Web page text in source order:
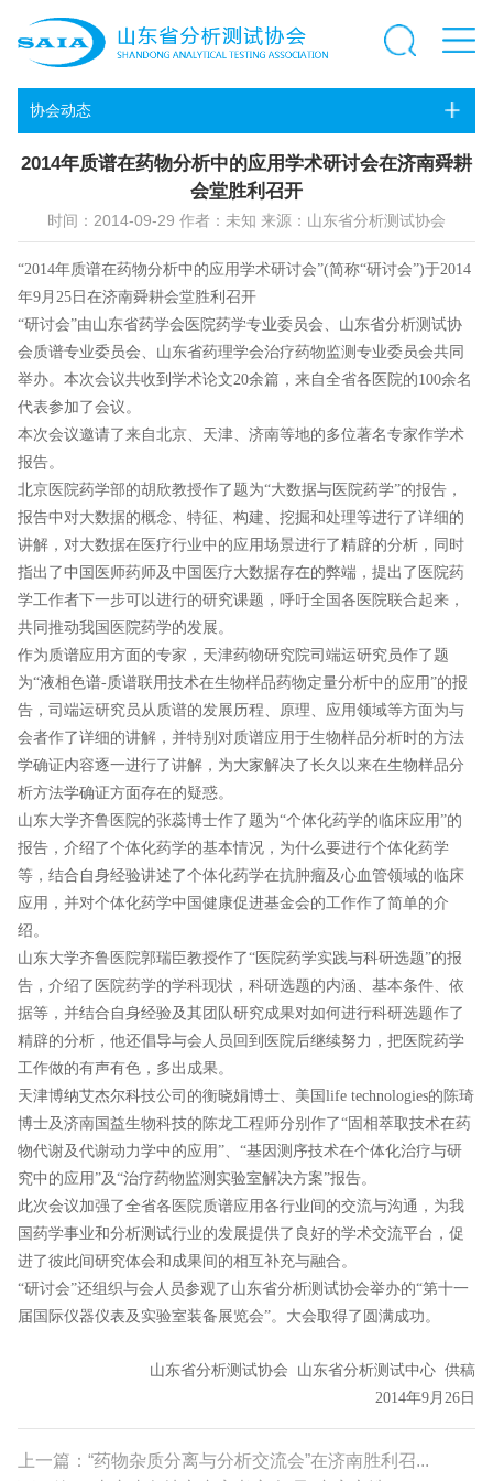
协会动态
2014年质谱在药物分析中的应用学术研讨会在济南舜耕
会堂胜利召开
时间：2014-09-29 作者：未知 来源：山东省分析测试协会
“2014年质谱在药物分析中的应用学术研讨会”(简称“研讨会”)于2014
年9月25日在济南舜耕会堂胜利召开
“研讨会”由山东省药学会医院药学专业委员会、山东省分析测试协
会质谱专业委员会、山东省药理学会治疗药物监测专业委员会共同
举办。本次会议共收到学术论文20余篇，来自全省各医院的100余名
代表参加了会议。
本次会议邀请了来自北京、天津、济南等地的多位著名专家作学术
报告。
北京医院药学部的胡欣教授作了题为“大数据与医院药学”的报告，
报告中对大数据的概念、特征、构建、挖掘和处理等进行了详细的
讲解，对大数据在医疗行业中的应用场景进行了精辟的分析，同时
指出了中国医师药师及中国医疗大数据存在的弊端，提出了医院药
学工作者下一步可以进行的研究课题，呼吁全国各医院联合起来，
共同推动我国医院药学的发展。
作为质谱应用方面的专家，天津药物研究院司端运研究员作了题
为“液相色谱-质谱联用技术在生物样品药物定量分析中的应用”的报
告，司端运研究员从质谱的发展历程、原理、应用领域等方面为与
会者作了详细的讲解，并特别对质谱应用于生物样品分析时的方法
学确证内容逐一进行了讲解，为大家解决了长久以来在生物样品分
析方法学确证方面存在的疑惑。
山东大学齐鲁医院的张蕊博士作了题为“个体化药学的临床应用”的
报告，介绍了个体化药学的基本情况，为什么要进行个体化药学
等，结合自身经验讲述了个体化药学在抗肿瘤及心血管领域的临床
应用，并对个体化药学中国健康促进基金会的工作作了简单的介
绍。
山东大学齐鲁医院郭瑞臣教授作了“医院药学实践与科研选题”的报
告，介绍了医院药学的学科现状，科研选题的内涵、基本条件、依
据等，并结合自身经验及其团队研究成果对如何进行科研选题作了
精辟的分析，他还倡导与会人员回到医院后继续努力，把医院药学
工作做的有声有色，多出成果。
天津博纳艾杰尔科技公司的衡晓娟博士、美国life technologies的陈琦
博士及济南国益生物科技的陈龙工程师分别作了“固相萃取技术在药
物代谢及代谢动力学中的应用”、“基因测序技术在个体化治疗与研
究中的应用”及“治疗药物监测实验室解决方案”报告。
此次会议加强了全省各医院质谱应用各行业间的交流与沟通，为我
国药学事业和分析测试行业的发展提供了良好的学术交流平台，促
进了彼此间研究体会和成果间的相互补充与融合。
“研讨会”还组织与会人员参观了山东省分析测试协会举办的“第十一
届国际仪器仪表及实验室装备展览会”。大会取得了圆满成功。
山东省分析测试协会 山东省分析测试中心 供稿
2014年9月26日
上一篇：“药物杂质分离与分析交流会”在济南胜利召...